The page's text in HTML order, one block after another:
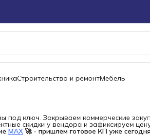
Строительство и ремонтМебель
под ключ. Закрываем коммерческие
скидки у вендора и зафиксируем
MAX 🚀 - пришлем готовое КП уже